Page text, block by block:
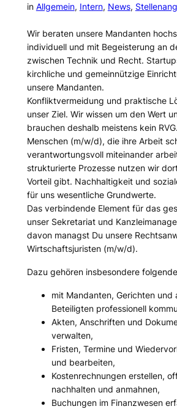
in Allgemein, Intern, News,
Wir beraten unsere Mandanten
individuell und mit Begeisterung an
zwischen Technik und Recht.
kirchliche und gemeinnützige
unsere Mandanten.
Konfliktvermeidung und praktische
unser Ziel. Wir wissen um den Wert
brauchen deshalb meistens kein
Menschen (m/w/d), die ihre Arbeit
verantwortungsvoll miteinander
strukturierte Prozesse nutzen wir
Vorteil gibt. Nachhaltigkeit und
für uns wesentliche Grundwerte.
Das verbindende Element für das
unser Sekretariat und
davon managst Du unsere
Wirtschaftsjuristen (m/w/d).
Dazu gehören insbesondere
mit Mandanten, Gerichten und
Beteiligten professionell
Akten, Anschriften und
verwalten,
Fristen, Termine und
und bearbeiten,
Kostenrechnungen erstellen,
nachhalten und anmahnen,
Buchungen im Finanzwesen